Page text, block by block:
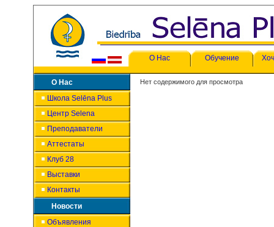
О Нас Обучение
О Нас
Школа Selēna Plus
Центр Selena
Преподаватели
Аттестаты
Клуб 28
Выставки
Контакты
Новости
Объявления
Нет содержимого для просмотра